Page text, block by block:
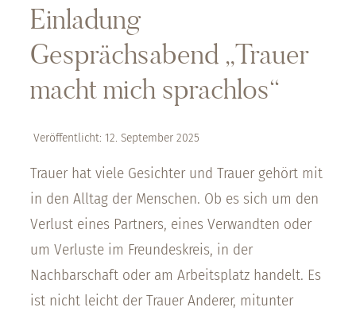
Einladung
Gesprächsabend „Trauer
macht mich sprachlos“
Veröffentlicht: 12. September 2025
Trauer hat viele Gesichter und Trauer gehört mit
in den Alltag der Menschen. Ob es sich um den
Verlust eines Partners, eines Verwandten oder
um Verluste im Freundeskreis, in der
Nachbarschaft oder am Arbeitsplatz handelt. Es
ist nicht leicht der Trauer Anderer, mitunter